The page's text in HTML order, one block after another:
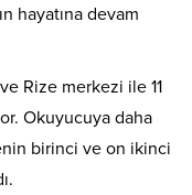
hayatına devam
Rize merkezi ile 11
Okuyucuya daha
birinci ve on ikinci